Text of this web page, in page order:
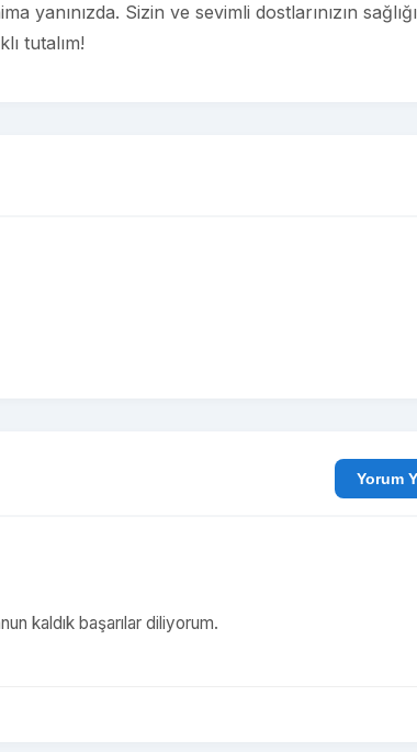
yanınızda. Sizin ve sevimli dostlarınızın sağlığı
tutalım!
kaldık başarılar diliyorum.